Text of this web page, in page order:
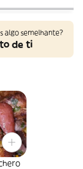
algo semelhante?
de ti